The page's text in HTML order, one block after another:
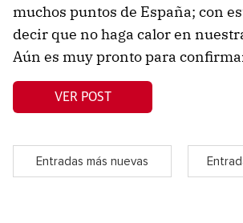
muchos puntos de España; con
decir que no haga calor en
Aún es muy pronto para
VER POST
Entradas más nuevas